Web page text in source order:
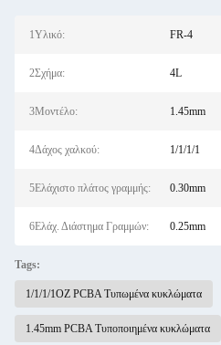
1Υλικό: FR-4
2Σχήμα: 4L
3Μοντέλο: 1.45mm
4Δάχος χαλκού: 1/1/1/1
5Ελάχιστο πλάτος γραμμής: 0.30mm
6Ελάχ. Διάστημα Γραμμών: 0.25mm
Tags:
1/1/1/1OZ PCBA Τυπωμένα κυκλώματα
1.45mm PCBA Τυποποιημένα κυκλώματα